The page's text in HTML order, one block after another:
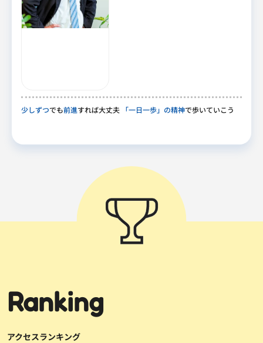
少しずつでも前進すれば大丈夫 「一日一歩」の精神で歩いていこう
Ranking
アクセスランキング